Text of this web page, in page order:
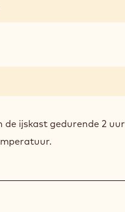
ijskast gedurende 2 uur